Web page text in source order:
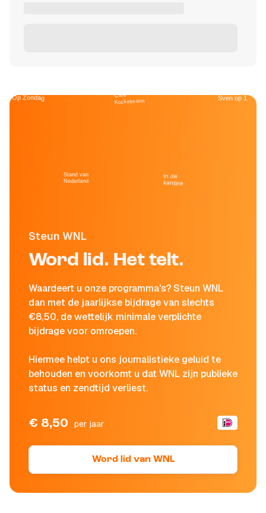
Steun WNL
Word lid. Het telt.
Waardeert u onze programma's? Steun WNL
dan met de jaarlijkse bijdrage van slechts
€8,50, de wettelijk minimale verplichte
bijdrage voor omroepen.
Hiermee helpt u ons journalistieke geluid te
behouden en voorkomt u dat WNL zijn publieke
status en zendtijd verliest.
€ 8,50 per jaar
Word lid van WNL
Op Zondag
Stand van
Nederland
Café
Kockelmann
In de
kantine
Sven op 1